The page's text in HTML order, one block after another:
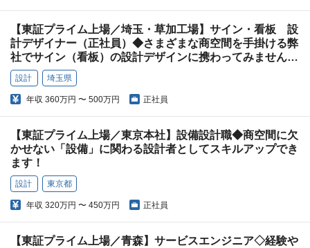
【東証プライム上場／埼玉・草加工場】サイン・看板 設
計デザイナー（正社員）◆さまざまな商空間を手掛ける弊
社でサイン（看板）の設計デザインに携わってみません
か？
設計 埼玉県
年収 360万円 〜 500万円 正社員
【東証プライム上場／東京本社】設備設計職◆商空間に欠
かせない「設備」に関わる設計者としてスキルアップでき
ます！
設計 東京都
年収 320万円 〜 450万円 正社員
【東証プライム上場／青森】サービスエンジニア◇経験や